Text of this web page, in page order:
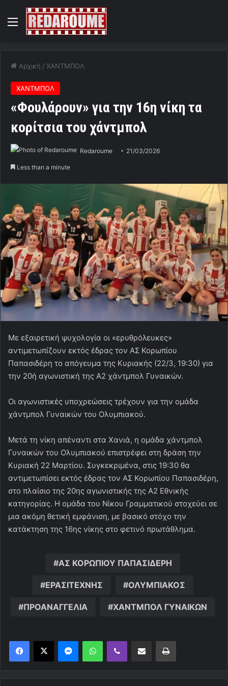
Menu
Αρχική / ΧΑΝΤΜΠΟΛ
ΧΑΝΤΜΠΟΛ
«Φουλάρουν» για την 16η νίκη τα
κορίτσια του χάντμπολ
Redaroume 21/03/2026
Less than a minute
Με εξαιρετική ψυχολογία οι «ερυθρόλευκες»
αντιμετωπίζουν εκτός έδρας τον ΑΣ Κορωπίου
Παπασιδέρη το απόγευμα της Κυριακής (22/3, 19:30) για
την 20ή αγωνιστική της Α2 χάντμπολ Γυναικών.
Οι αγωνιστικές υποχρεώσεις τρέχουν για την ομάδα
χάντμπολ Γυναικών του Ολυμπιακού.
Μετά τη νίκη απέναντι στα Χανιά, η ομάδα χάντμπολ
Γυναικών του Ολυμπιακού επιστρέφει στη δράση την
Κυριακή 22 Μαρτίου. Συγκεκριμένα, στις 19:30 θα
αντιμετωπίσει εκτός έδρας τον ΑΣ Κορωπίου Παπασιδέρη,
στο πλαίσιο της 20ης αγωνιστικής της Α2 Εθνικής
κατηγορίας. Η ομάδα του Νίκου Γραμματικού στοχεύει σε
μια ακόμη θετική εμφάνιση, με βασικό στόχο την
κατάκτηση της 16ης νίκης στο φετινό πρωτάθλημα.
ΑΣ ΚΟΡΩΠΙΟΥ ΠΑΠΑΣΙΔΕΡΗ
ΕΡΑΣΙΤΕΧΝΗΣ ΟΛΥΜΠΙΑΚΟΣ
ΠΡΟΑΝΑΓΓΕΛΙΑ ΧΑΝΤΜΠΟΛ ΓΥΝΑΙΚΩΝ
MessengerWhatsAppViber Κοινοποίηση μέσω ηλεκτρονικού ταχυδρομείουΕκτύπωση